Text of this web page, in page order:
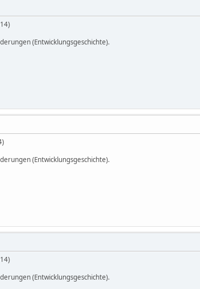
(Entwicklungsgeschichte).
(Entwicklungsgeschichte).
(Entwicklungsgeschichte).